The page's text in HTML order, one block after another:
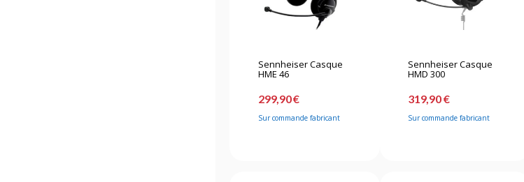
Sennheiser Casque
HME 46
299,90 €
Sur commande fabricant
Sennheiser Casque
HMD 300
319,90 €
Sur commande fabricant